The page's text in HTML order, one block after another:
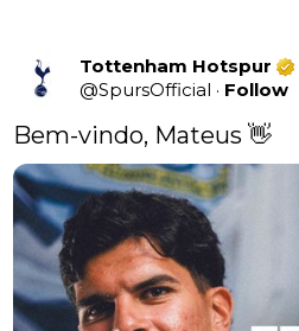
Tottenham Hotspur
@SpursOfficial · Follow
Bem-vindo, Mateus 👋